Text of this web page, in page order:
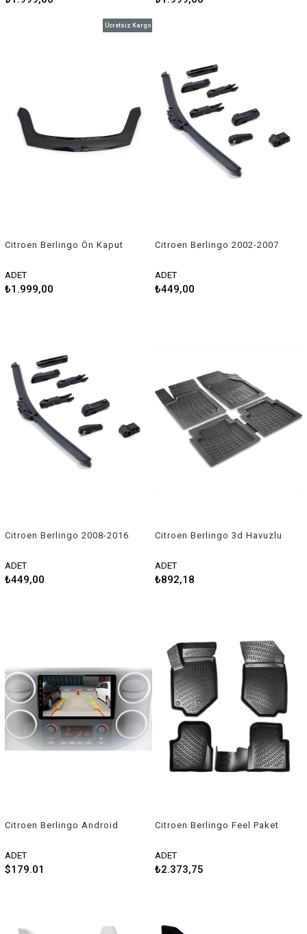
Citroen Berlingo Ön Kaput
ADET
₺1.999,00
Ücretsiz Kargo
Citroen Berlingo 2002-2007
ADET
₺449,00
Citroen Berlingo 2008-2016
ADET
₺449,00
Citroen Berlingo 3d Havuzlu
ADET
₺892,18
Citroen Berlingo Android
2020 Sonrası
ADET
$179.01
Citroen Berlingo Feel Paket
ADET
₺2.373,75